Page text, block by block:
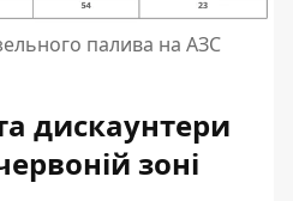
палива на АЗС
дискаунтери
зоні